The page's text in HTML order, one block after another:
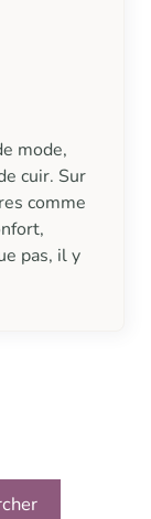
mode,
cuir. Sur
comme
pas, il y